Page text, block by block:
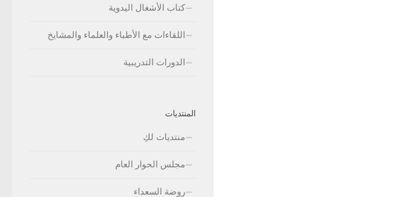
كتاب الأشغال اليدوية
اللقاءات مع الأطباء والعلماء والمشايخ
الدورات التدريبية
المنتديات
منتديات لكِ
مجلس الحوار العام
روضة السعداء